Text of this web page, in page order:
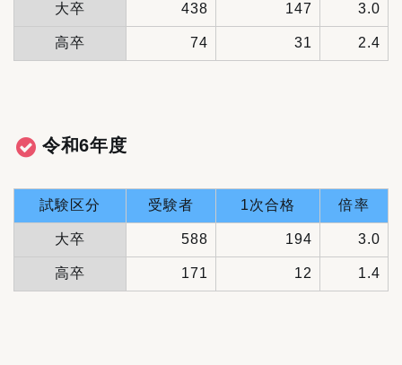
大卒 438 147 3.0
高卒 74 31 2.4
令和6年度
試験区分 受験者 1次合格 倍率
大卒 588 194 3.0
高卒 171 12 1.4